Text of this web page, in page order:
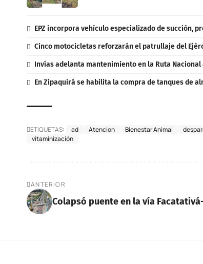
EPZ incorpora vehículo especializado de succión,
Cinco motocicletas reforzarán el patrullaje del
Invías adelanta mantenimiento en la Ruta
En Zipaquirá se habilita la compra de tanques de
ETIQUETAS: ad Atencion Bienestar Animal
vitaminización
ANTERIOR
Colapsó puente en la vía